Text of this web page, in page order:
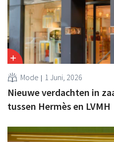
Mode 1 Juni, 2026
Nieuwe verdachten in
tussen Hermès en LVMH